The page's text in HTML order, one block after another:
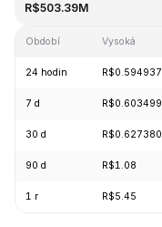
R$503.39M
Období Vysoká
24 hodin R$0.594937
7 d R$0.603499
30 d R$0.627380
90 d R$1.08
1 r R$5.45